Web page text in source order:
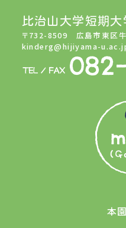
比治山大学短期
〒732-8509 広島市東区
kinderg@hijiyama-
本